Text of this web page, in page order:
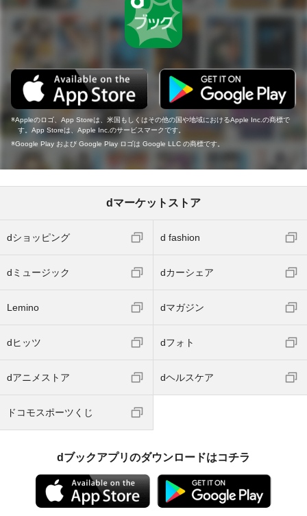
Appleのロゴ、App Storeは、米国もしくはその他の国や地域におけるApple Inc.の商標で
す。App Storeは、Apple Inc.のサービスマークです。
Google Play および Google Play ロゴは Google LLC の商標です。
dマーケットストア
dショッピング d fashion
dミュージック dカーシェア
Lemino dマガジン
dヒッツ dフォト
dアニメストア dヘルスケア
ドコモスポーツくじ
dブックアプリのダウンロードはコチラ